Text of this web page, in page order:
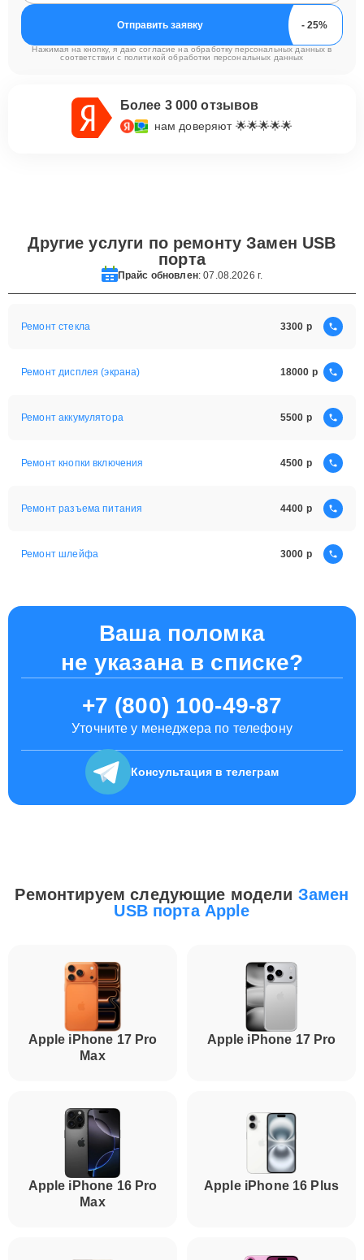
Отправить заявку
Нажимая на кнопку, я даю согласие на обработку персональных данных в
соответствии с политикой обработки персональных данных
Более 3 000 отзывов
нам доверяют 🌟🌟🌟🌟🌟
Другие услуги по ремонту Замен USB
порта
Прайс обновлен: 07.08.2026 г.
Ремонт стекла 3300
Ремонт дисплея (экрана) 18000
Ремонт аккумулятора 5500
Ремонт кнопки включения 4500
Ремонт разъема питания 4400
Ремонт шлейфа 3000
Ваша поломка
не указана в списке?
+7 (800) 100-49-87
Уточните у менеджера по телефону
Консультация в телеграм
Ремонтируем следующие модели Замен
USB порта Apple
Apple iPhone 17 Pro
Max
Apple iPhone 17 Pro
Apple iPhone 16 Pro
Max
Apple iPhone 16 Plus